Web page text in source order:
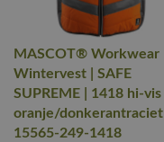
MASCOT® Workwear
Wintervest | SAFE
SUPREME | 1418 hi-vis
oranje/donkerantraciet |
15565-249-1418